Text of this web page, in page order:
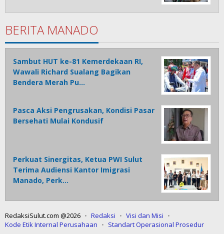
BERITA MANADO
Sambut HUT ke-81 Kemerdekaan RI,
Wawali Richard Sualang Bagikan
Bendera Merah Pu…
Pasca Aksi Pengrusakan, Kondisi Pasar
Bersehati Mulai Kondusif
Perkuat Sinergitas, Ketua PWI Sulut
Terima Audiensi Kantor Imigrasi
Manado, Perk…
RedaksiSulut.com @2026 Redaksi
Visi dan Misi
Kode Etik Internal Perusahaan
Standart Operasional Prosedur